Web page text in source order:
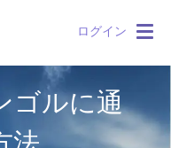
ログイン
ゴルに通
法